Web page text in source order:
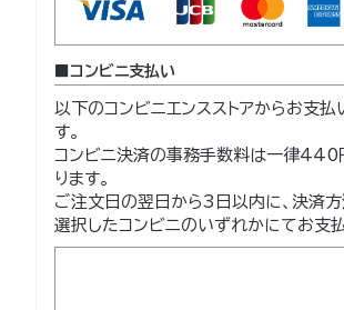
コンビニ支払い
以下のコンビニエンスストアからお支
す。
コンビニ決済の事務手数料は一律440
ります。
ご注文日の翌日から3日以内に、決済
選択したコンビニのいずれかにてお支